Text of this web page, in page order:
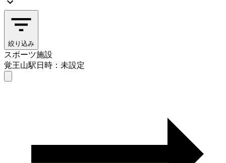
絞り込み
スポーツ施設
覚王山駅日時：未設定